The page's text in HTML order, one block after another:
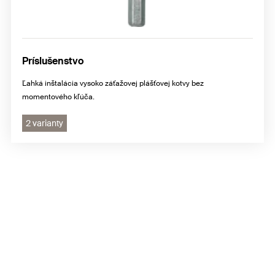
Príslušenstvo
Ľahká inštalácia vysoko záťažovej plášťovej kotvy bez
momentového kľúča.
2 varianty